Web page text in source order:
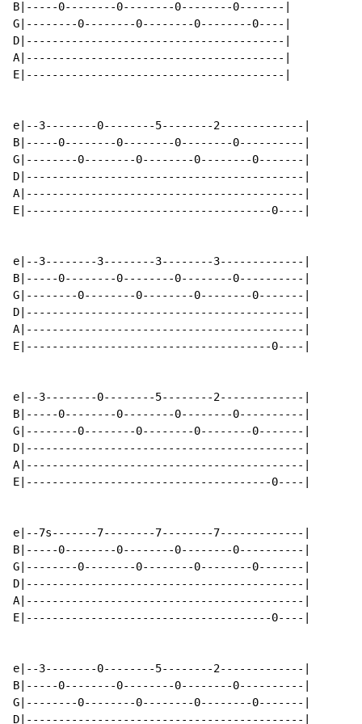
B|-----0--------0--------0--------0-------|
G|--------0--------0--------0--------0----|
D|----------------------------------------|
A|----------------------------------------|
E|----------------------------------------|
e|--3--------0--------5--------2-------------|
B|-----0--------0--------0--------0----------|
G|--------0--------0--------0--------0-------|
D|-------------------------------------------|
A|-------------------------------------------|
E|--------------------------------------0----|
e|--3--------3--------3--------3-------------|
B|-----0--------0--------0--------0----------|
G|--------0--------0--------0--------0-------|
D|-------------------------------------------|
A|-------------------------------------------|
E|--------------------------------------0----|
e|--3--------0--------5--------2-------------|
B|-----0--------0--------0--------0----------|
G|--------0--------0--------0--------0-------|
D|-------------------------------------------|
A|-------------------------------------------|
E|--------------------------------------0----|
e|--7s-------7--------7--------7-------------|
B|-----0--------0--------0--------0----------|
G|--------0--------0--------0--------0-------|
D|-------------------------------------------|
A|-------------------------------------------|
E|--------------------------------------0----|
e|--3--------0--------5--------2-------------|
B|-----0--------0--------0--------0----------|
G|--------0--------0--------0--------0-------|
D|-------------------------------------------|